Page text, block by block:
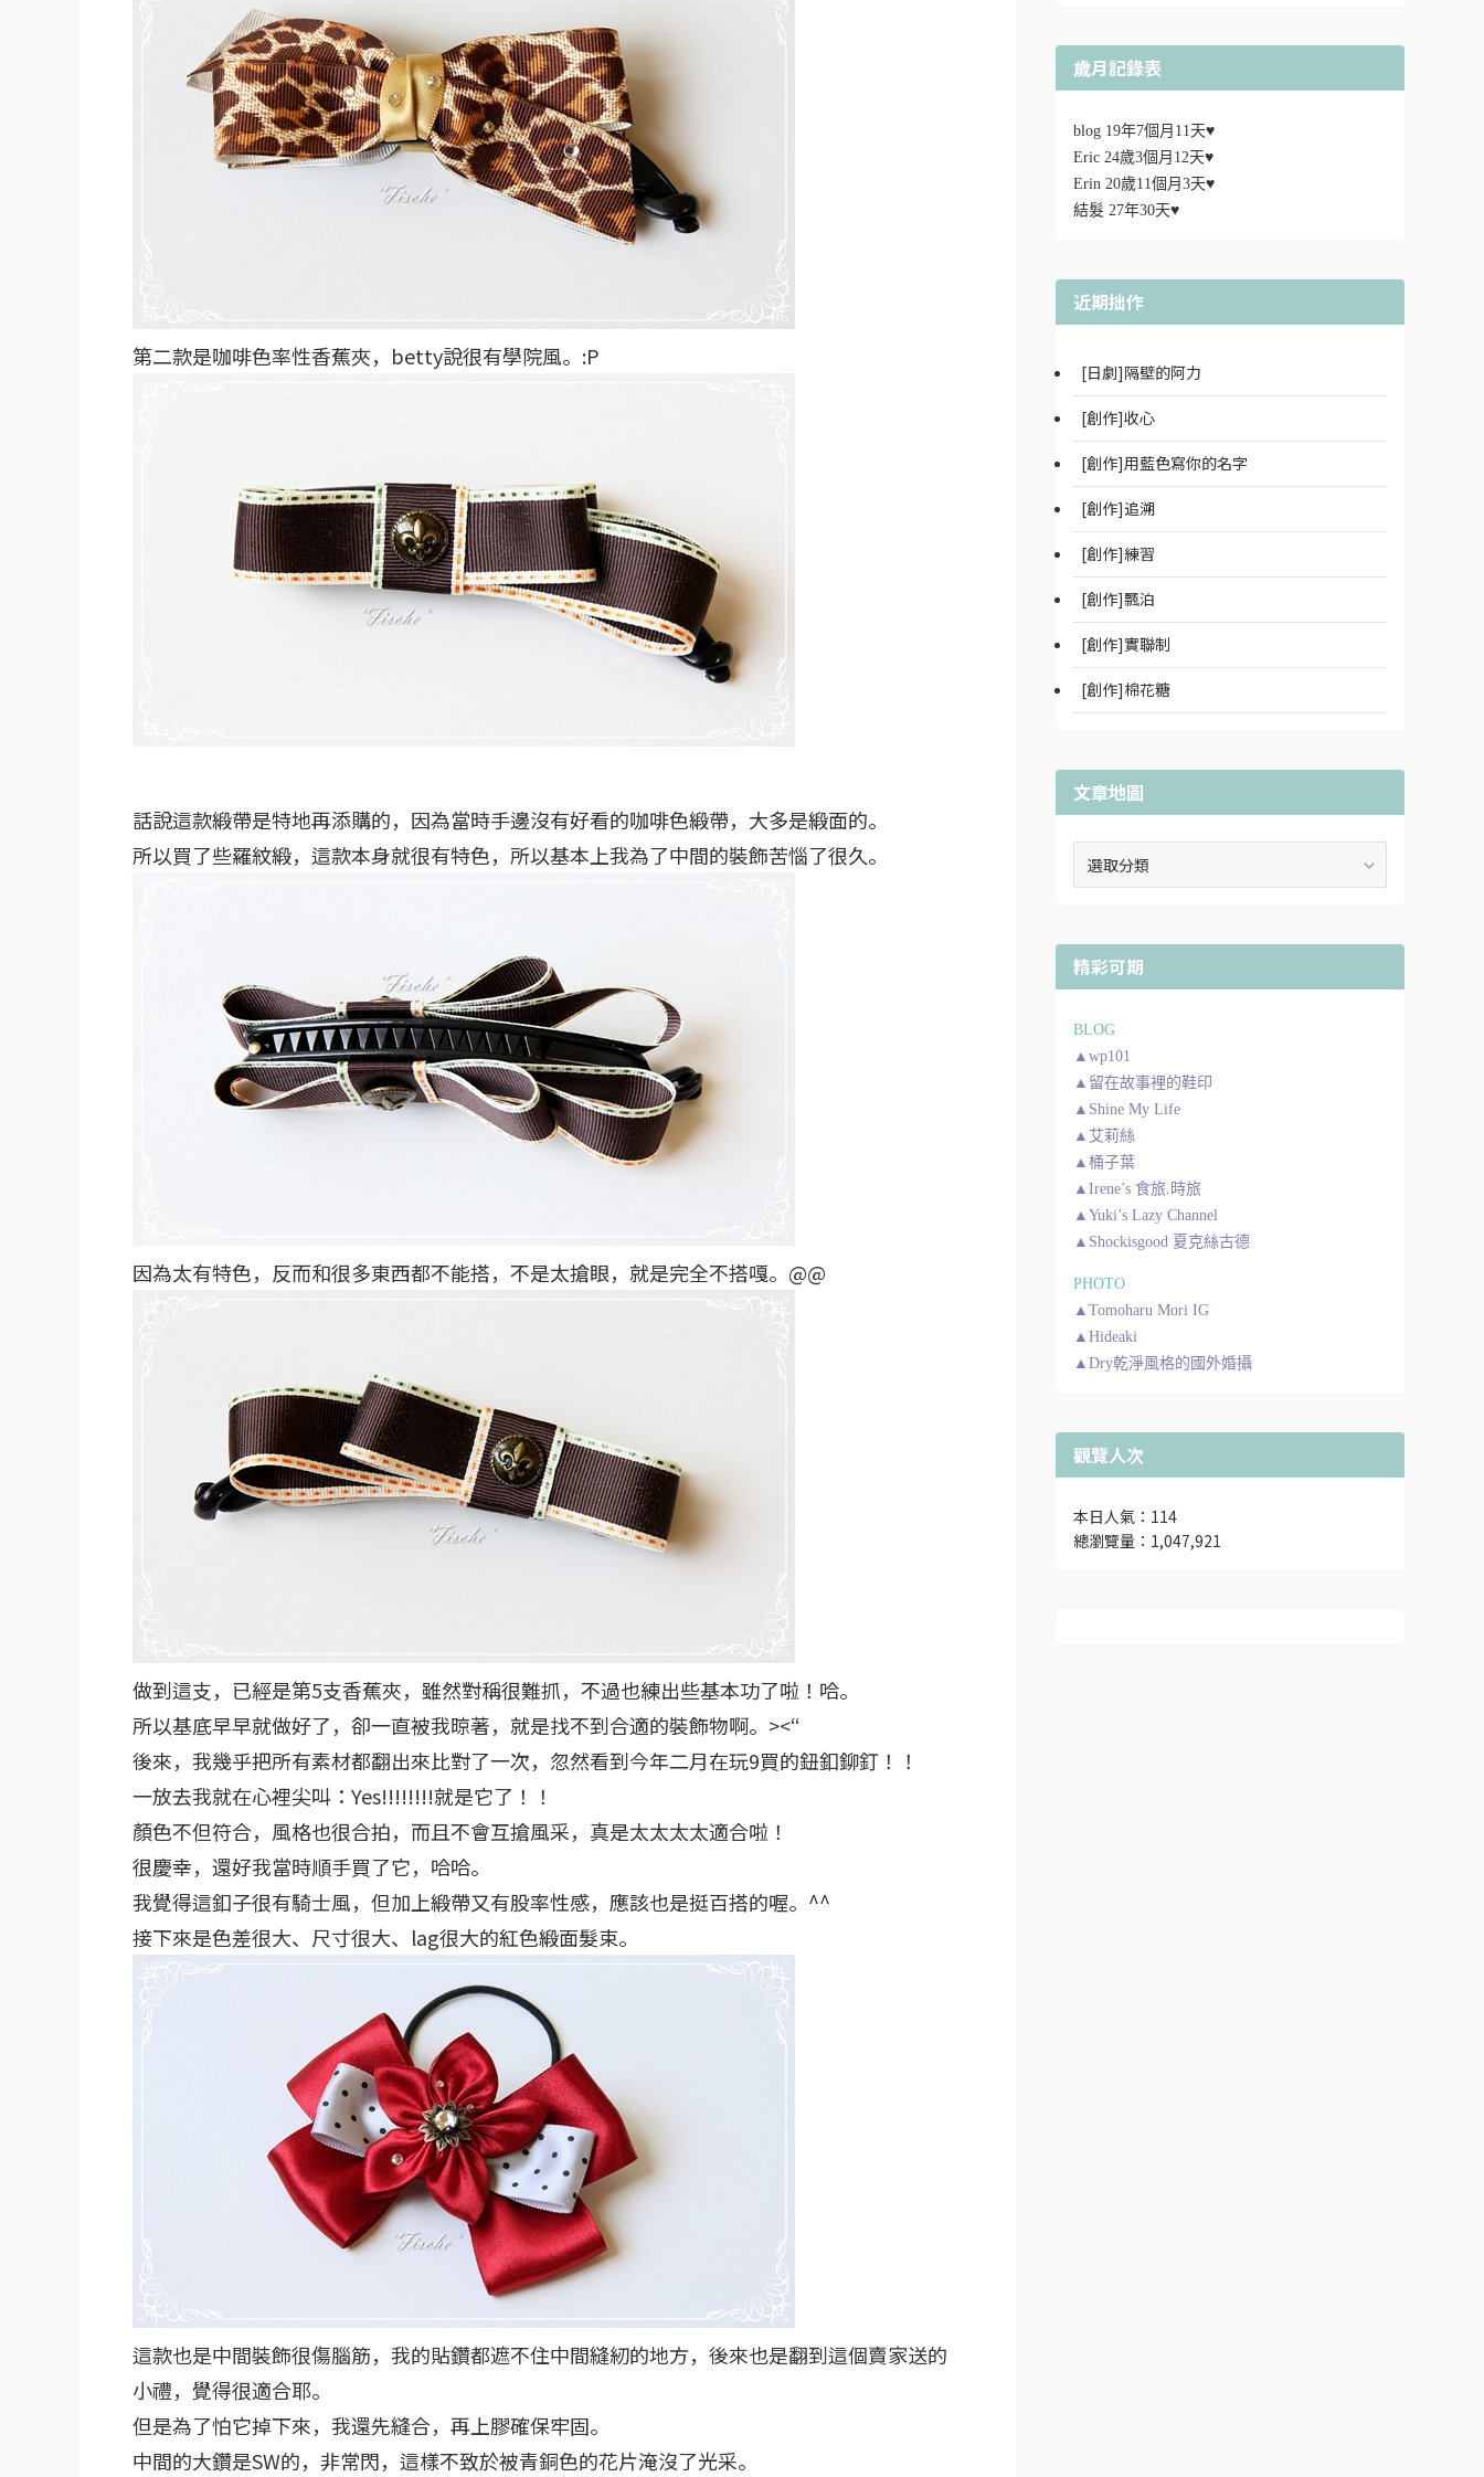
第二款是咖啡色率性香蕉夾，betty說很有學院風。:P
話說這款緞帶是特地再添購的，因為當時手邊沒有好看的咖啡色緞帶，大多是緞面的。
所以買了些羅紋緞，這款本身就很有特色，所以基本上我為了中間的裝飾苦惱了很久。
因為太有特色，反而和很多東西都不能搭，不是太搶眼，就是完全不搭嘎。@@
做到這支，已經是第5支香蕉夾，雖然對稱很難抓，不過也練出些基本功了啦！哈。
所以基底早早就做好了，卻一直被我晾著，就是找不到合適的裝飾物啊。><“
後來，我幾乎把所有素材都翻出來比對了一次，忽然看到今年二月在玩9買的鈕釦鉚釘！！
一放去我就在心裡尖叫：Yes!!!!!!!!就是它了！！
顏色不但符合，風格也很合拍，而且不會互搶風采，真是太太太太適合啦！
很慶幸，還好我當時順手買了它，哈哈。
我覺得這釦子很有騎士風，但加上緞帶又有股率性感，應該也是挺百搭的喔。^^
接下來是色差很大、尺寸很大、lag很大的紅色緞面髮束。
這款也是中間裝飾很傷腦筋，我的貼鑽都遮不住中間縫紉的地方，後來也是翻到這個賣家送的
小禮，覺得很適合耶。
但是為了怕它掉下來，我還先縫合，再上膠確保牢固。
中間的大鑽是SW的，非常閃，這樣不致於被青銅色的花片淹沒了光采。
歲月記錄表
blog 19年7個月11天♥
Eric 24歲3個月12天♥
Erin 20歲11個月3天♥
結髮 27年30天♥
近期拙作
[日劇]隔壁的阿力
[創作]收心
[創作]用藍色寫你的名字
[創作]追溯
[創作]練習
[創作]飄泊
[創作]實聯制
[創作]棉花糖
文章地圖
精彩可期
BLOG
▲wp101
▲留在故事裡的鞋印
▲Shine My Life
▲艾莉絲
▲桶子葉
▲Irene’s 食旅.時旅
▲Yuki’s Lazy Channel
▲Shockisgood 夏克絲古德
PHOTO
▲Tomoharu Mori IG
▲Hideaki
▲Dry乾淨風格的國外婚攝
觀覽人次
本日人氣：114
總瀏覽量：1,047,921